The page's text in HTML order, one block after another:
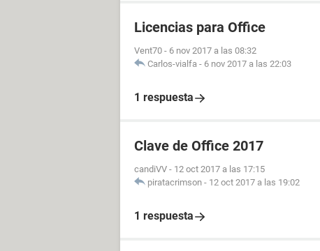
Licencias para Office
Vent70 - 6 nov 2017 a las 08:32
Carlos-vialfa - 6 nov 2017 a las 22:03
1 respuesta
Clave de Office 2017
candiVV - 12 oct 2017 a las 17:15
piratacrimson - 12 oct 2017 a las 19:02
1 respuesta